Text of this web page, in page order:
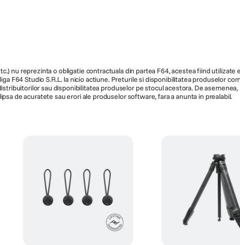
nu reprezinta o obligatie contractuala din partea F64, acestea fiind
F64 Studio S.R.L. la nicio actiune. Preturile si disponibilitatea produselor
sau disponibilitatea produselor pe stocul acestora. De
de acuratete sau erori ale produselor software, fara a anunta in prealabil.